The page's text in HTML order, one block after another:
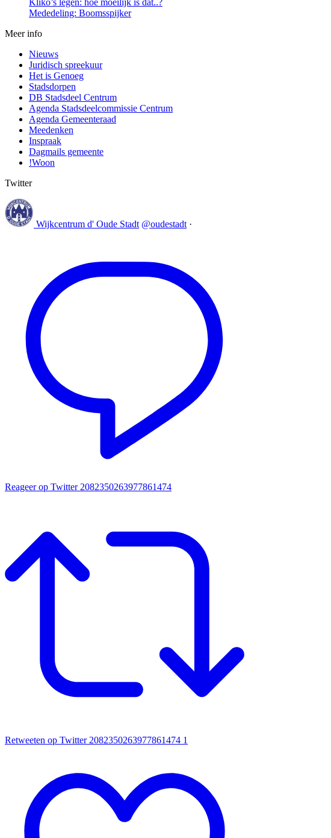
Mededeling: Boomsspijker
Meer info
Nieuws
Juridisch spreekuur
Het is Genoeg
Stadsdorpen
DB Stadsdeel Centrum
Agenda Stadsdeelcommissie Centrum
Agenda Gemeenteraad
Meedenken
Inspraak
Dagmails gemeente
!Woon
Twitter
Wijkcentrum d' Oude Stadt @oudestadt ·
Reageer op Twitter 2082350263977861474
Retweeten op Twitter 2082350263977861474 1